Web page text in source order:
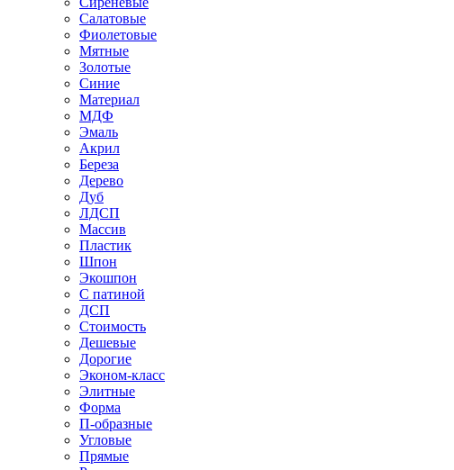
Салатовые
Фиолетовые
Мятные
Золотые
Синие
Материал
МДФ
Эмаль
Акрил
Береза
Дерево
Дуб
ЛДСП
Массив
Пластик
Шпон
Экошпон
С патиной
ДСП
Стоимость
Дешевые
Дорогие
Эконом-класс
Элитные
Форма
П-образные
Угловые
Прямые